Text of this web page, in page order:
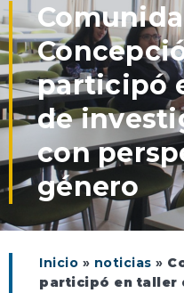
participó
de
con
género
Inicio » noticias »
participó en taller